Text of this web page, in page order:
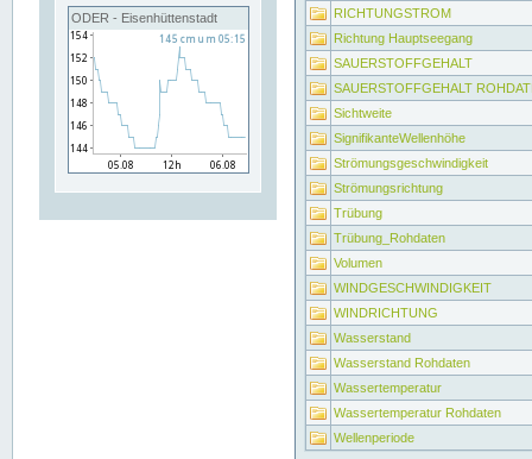
ODER - Eisenhüttenstadt
RICHTUNGSTROM
Richtung Hauptseegang
SAUERSTOFFGEHALT
SAUERSTOFFGEHALT
Sichtweite
SignifikanteWellenhöhe
Strömungsgeschwindigkeit
Strömungsrichtung
Trübung
Trübung_Rohdaten
Volumen
WINDGESCHWINDIGKEIT
WINDRICHTUNG
Wasserstand
Wasserstand Rohdaten
Wassertemperatur
Wassertemperatur Rohdaten
Wellenperiode